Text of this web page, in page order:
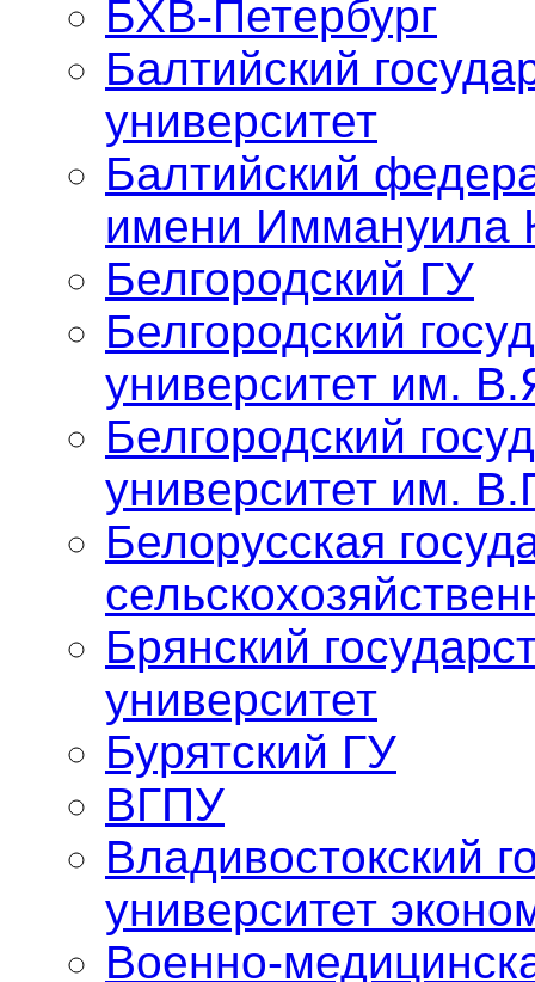
БХВ-Петербург
Балтийский
университет
Балтийский
имени Иммануила
Белгородский ГУ
Белгородский
университет им.
Белгородский
университет им.
Белорусская
Брянский
университет
Бурятский ГУ
ВГПУ
Владивостокский
университет
Военно-